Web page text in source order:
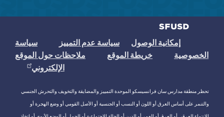
إمكانية الوصول سياسة عدم التمييز
سياسة
الخصوصية
خريطة الموقع
ملاحظات حول الموقع
الإلكتروني
تحظر منطقة مدارس سان فرانسيسكو الموحدة التمييز والمضايقة والتخويف والتحرش الجنسي
والتنمر على أساس العرق أو اللون أو النسب أو الجنسية أو الأصل القومي أو وضع الهجرة أو